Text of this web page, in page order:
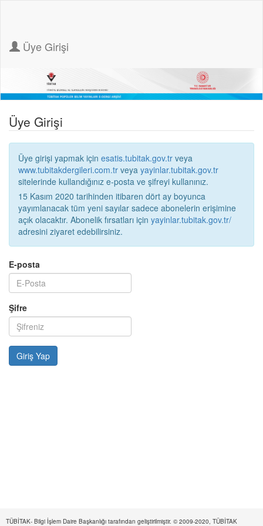
Üye Girişi
Üye Girişi
Üye girişi yapmak için esatis.tubitak.gov.tr veya
www.tubitakdergileri.com.tr veya yayinlar.tubitak.gov.tr
sitelerinde kullandığınız e-posta ve şifreyi kullanınız.
15 Kasım 2020 tarihinden itibaren dört ay boyunca
yayımlanacak tüm yeni sayılar sadece abonelerin erişimine
açık olacaktır. Abonelik fırsatları için yayinlar.tubitak.gov.tr/
adresini ziyaret edebilirsiniz.
E-posta
Şifre
TÜBİTAK- Bilgi İşlem Daire Başkanlığı tarafından geliştirilmiştir. © 2009-2020, TÜBİTAK